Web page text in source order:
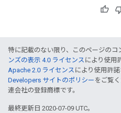
特に記載のない限り、このページのコ
ンズの表示 4.0 ライセンス により使用
Apache 2.0 ライセンス により使用許諾
Developers サイトのポリシー をご覧
連会社の登録商標です。
最終更新日 2020-07-09 UTC。